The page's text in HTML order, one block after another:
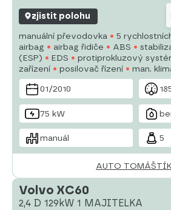
zjistit polohu
manuální převodovka 5
airbag
airbag řidiče ABS
(ESP)
EDS protiprokluzový
zařízení
posilovač řízení man.
svícení
alu kola plní 'EURO V'
přední01/2010
75 kW
manuál 5
AUTO TOMÁŠTÍK
Volvo XC60
2,4 D 129kW 1 MAJITELKA